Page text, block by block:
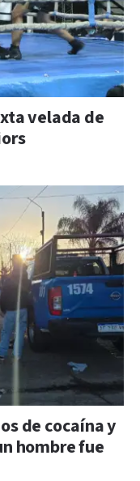
velada de
de cocaína y
hombre fue